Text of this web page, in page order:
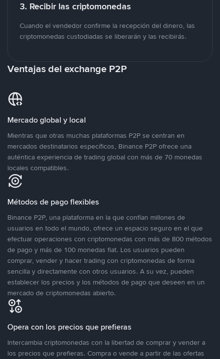
3. Recibir las criptomonedas
Cuando el vendedor confirme la recepción del dinero, las
criptomonedas custodiadas se liberarán y las recibirás.
Ventajas del exchange P2P
Mercado global y local
Mientras que otras muchas plataformas P2P se centran en
mercados destinatarios específicos, Binance P2P ofrece una
auténtica experiencia de trading global con más de 70 monedas
locales compatibles.
Métodos de pago flexibles
Binance P2P, una plataforma en la que confían millones de
usuarios en todo el mundo, ofrece un espacio seguro en el que
efectuar operaciones con criptomonedas con más de 800 métodos
de pago y más de 100 monedas fiat. Los usuarios pueden
comprar, vender y hacer trading con criptomonedas de forma
sencilla y directamente con otros usuarios. A su vez, pueden
establecer los precios y los métodos de pago que deseen en un
mercado de criptomonedas abierto.
Opera con los precios que prefieras
Intercambia criptomonedas con la libertad de comprar y vender a
los precios que prefieras. Compra o vende a partir de las ofertas